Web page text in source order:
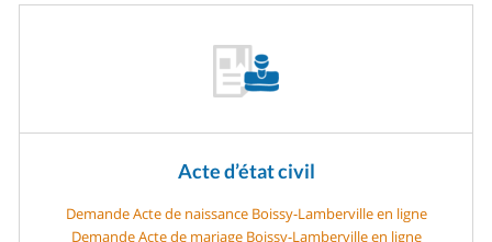
Acte d’état civil
Demande Acte de naissance Boissy-Lamberville en ligne
Demande Acte de mariage Boissy-Lamberville en ligne